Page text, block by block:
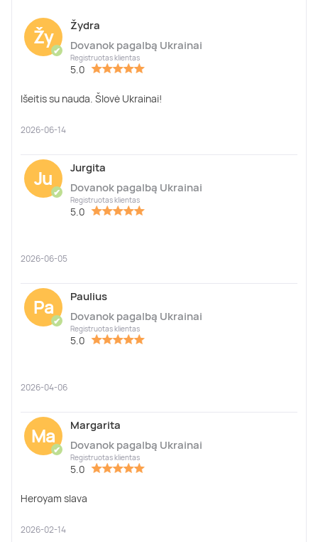
Žy
✔
Žydra
Dovanok pagalbą Ukrainai
Registruotas klientas
5.0
Išeitis su nauda. Šlovė Ukrainai!
2026-06-14
Ju
✔
Jurgita
Dovanok pagalbą Ukrainai
Registruotas klientas
5.0
2026-06-05
Pa
✔
Paulius
Dovanok pagalbą Ukrainai
Registruotas klientas
5.0
2026-04-06
Ma
✔
Margarita
Dovanok pagalbą Ukrainai
Registruotas klientas
5.0
Heroyam slava
2026-02-14